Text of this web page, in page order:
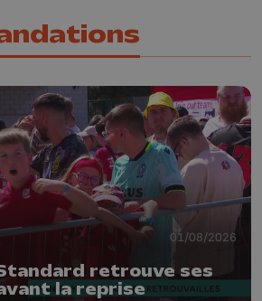
01/08/2026
retrouve ses
la reprise